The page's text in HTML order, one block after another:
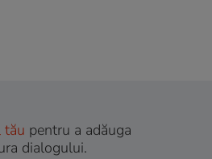
tău pentru a adăuga
dialogului.